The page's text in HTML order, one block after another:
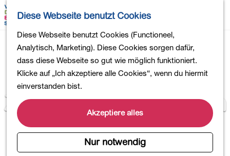
Diese Webseite benutzt Cookies
Diese Webseite benutzt Cookies (Functioneel,
Analytisch, Marketing). Diese Cookies sorgen dafür,
dass diese Webseite so gut wie möglich funktioniert.
Klicke auf „Ich akzeptiere alle Cookies“, wenn du hiermit
einverstanden bist.
Akzeptiere alles
Nur notwendig
S
K
r
t
e
S
c
h
e
n
e
n
ü
Einkaufen
Essen und Trinken
Kinderaktivitäten
In die Natur
Polder und Seen
Museen und mehr
Aktiv und gesund
4-Tage-Wanderung
Übernachtungen
Von den
Zwiebelfeldern zu den
Dünen